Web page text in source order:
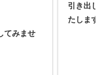
てみませ
引き出し
たします